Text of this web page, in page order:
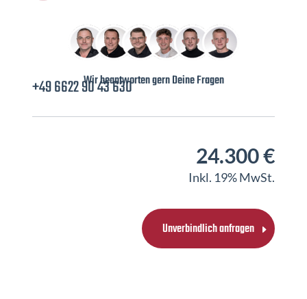
Wir beantworten gern Deine Fragen
+49 6622 90 43 630
24.300 €
Inkl. 19% MwSt.
Unverbindlich anfragen